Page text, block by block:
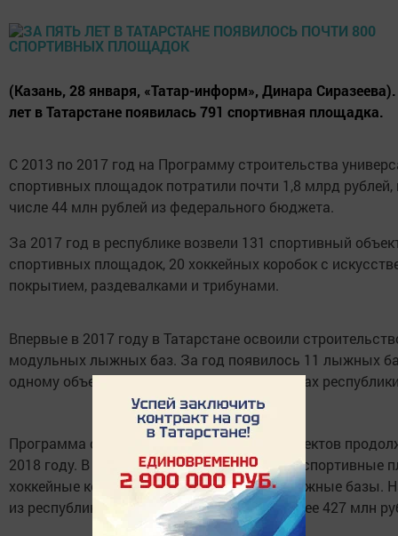
(Казань, 28 января, «Татар-информ», Динара
лет в Татарстане появилась 791 спортивная площадка.
С 2013 по 2017 год на Программу строительства
спортивных площадок потратили почти 1,8 млрд рублей,
числе 44 млн рублей из федерального бюджета.
За 2017 год в республике возвели 131 спортивный
спортивных площадок, 20 хоккейных коробок с
покрытием, раздевалками и трибунами.
Впервые в 2017 году в Татарстане освоили
модульных лыжных баз. За год появилось 11 лыжных
одному объекту в 11 муниципальных районах
Программа строительства спортивных объектов
2018 году. В планах 113 объектов, включая спортивные
хоккейные коробки и блочно-модульные лыжные базы.
из республиканского бюджета выделят более 427 млн